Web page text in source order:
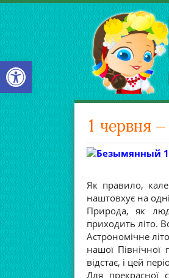
Open toolbar
1 червня
Як правило,
наштовхує на
Природа, як
приходить літо.
Астрономічне
нашої
відстає, і цей
Для прекрасної